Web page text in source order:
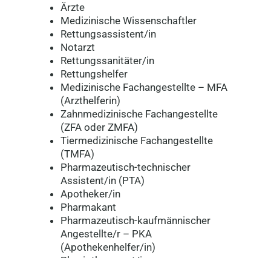
Ärzte
Medizinische Wissenschaftler
Rettungsassistent/in
Notarzt
Rettungssanitäter/in
Rettungshelfer
Medizinische Fachangestellte – MFA
(Arzthelferin)
Zahnmedizinische Fachangestellte
(ZFA oder ZMFA)
Tiermedizinische Fachangestellte
(TMFA)
Pharmazeutisch-technischer
Assistent/in (PTA)
Apotheker/in
Pharmakant
Pharmazeutisch-kaufmännischer
Angestellte/r – PKA
(Apothekenhelfer/in)